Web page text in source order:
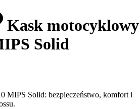
Kask motocyklowy
Solid
MIPS Solid: bezpieczeństwo, komfort i